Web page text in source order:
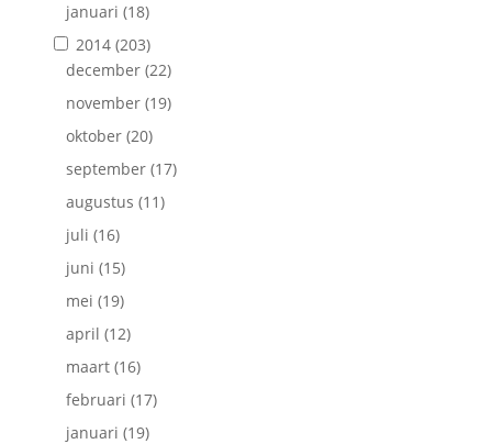
januari (18)
2014(203)
december(22)
november(19)
oktober(20)
september(17)
augustus (11)
juli (16)
juni (15)
mei (19)
april (12)
maart(16)
februari (17)
januari (19)